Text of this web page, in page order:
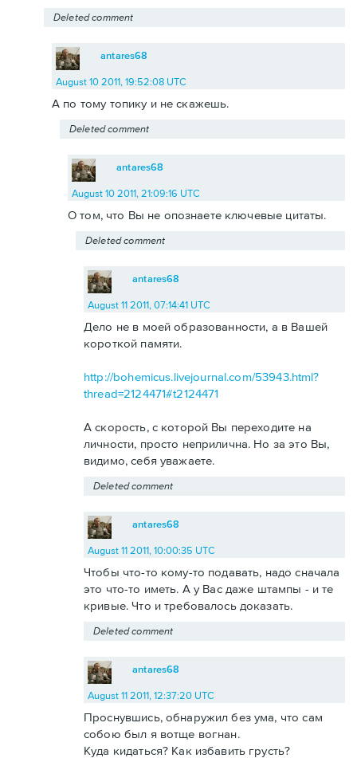
Deleted comment
antares68
August 10 2011, 19:52:08 UTC
А по тому топику и не скажешь.
Deleted comment
antares68
August 10 2011, 21:09:16 UTC
О том, что Вы не опознаете ключевые цитаты.
Deleted comment
antares68
August 11 2011, 07:14:41 UTC
Дело не в моей образованности, а в Вашей
короткой памяти.
http://bohemicus.livejournal.com/53943.html?
thread=2124471#t2124471
А скорость, с которой Вы переходите на
личности, просто неприлична. Но за это Вы,
видимо, себя уважаете.
Deleted comment
antares68
August 11 2011, 10:00:35 UTC
Чтобы что-то кому-то подавать, надо сначала
это что-то иметь. А у Вас даже штампы - и те
кривые. Что и требовалось доказать.
Deleted comment
antares68
August 11 2011, 12:37:20 UTC
Проснувшись, обнаружил без ума, что сам
собою был я вотще вогнан.
Куда кидаться? Как избавить грусть?